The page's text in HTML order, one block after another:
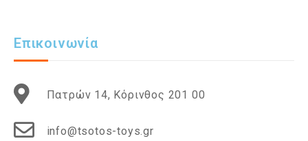
Επικοινωνία
Πατρών 14, Κόρινθος 201 00
info@tsotos-toys.gr